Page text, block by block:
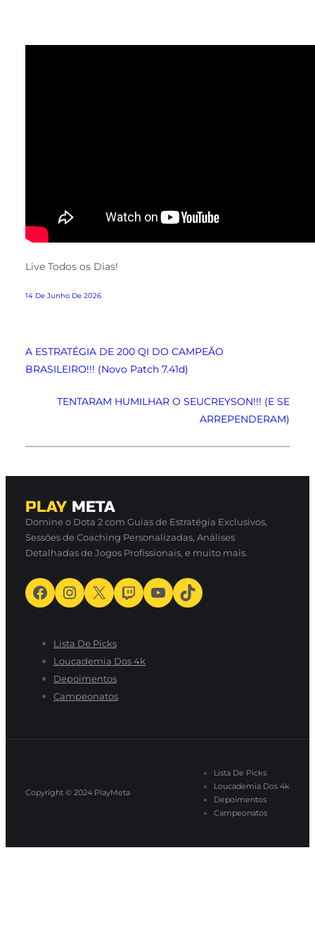
Live Todos os Dias!
14 De Junho De 2026
A ESTRATÉGIA DE 200 QI DO CAMPEÃO
BRASILEIRO!!! (Novo Patch 7.41d)
TENTARAM HUMILHAR O SEUCREYSON!!! (E SE
ARREPENDERAM)
PLAY META
Domine o Dota 2 com Guias de Estratégia Exclusivos,
Sessões de Coaching Personalizadas, Análises
Detalhadas de Jogos Profissionais, e muito mais.
Facebook Instagram X Twitch Youtube TikTok
Lista De Picks
Loucademia Dos 4k
Depoimentos
Campeonatos
Copyright © 2024 PlayMeta
Lista De Picks
Loucademia Dos 4k
Depoimentos
Campeonatos